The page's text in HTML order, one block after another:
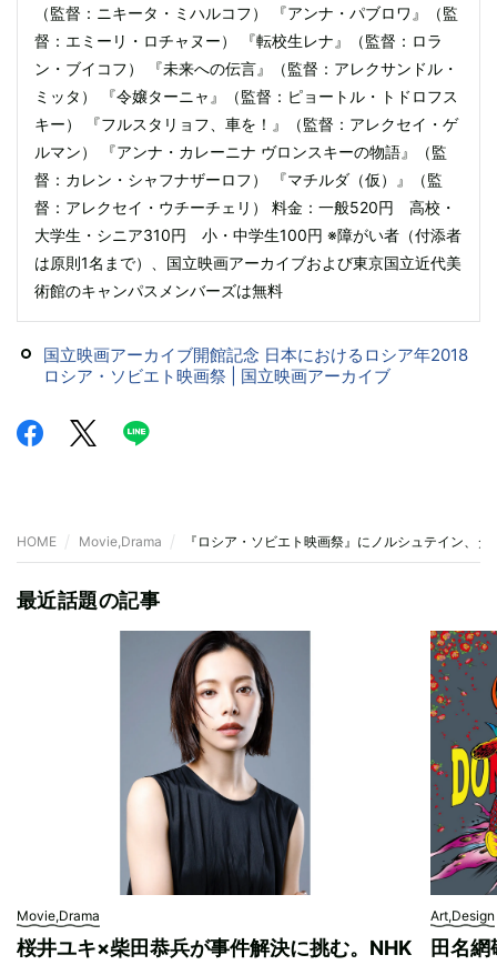
（監督：ニキータ・ミハルコフ） 『アンナ・パブロワ』（監
督：エミーリ・ロチャヌー） 『転校生レナ』（監督：ロラ
ン・ブイコフ） 『未来への伝言』（監督：アレクサンドル・
ミッタ） 『令嬢ターニャ』（監督：ピョートル・トドロフス
キー） 『フルスタリョフ、車を！』（監督：アレクセイ・ゲ
ルマン） 『アンナ・カレーニナ ヴロンスキーの物語』（監
督：カレン・シャフナザーロフ） 『マチルダ（仮）』（監
督：アレクセイ・ウチーチェリ） 料金：一般520円 高校・
大学生・シニア310円 小・中学生100円 ※障がい者（付添者
は原則1名まで）、国立映画アーカイブおよび東京国立近代美
術館のキャンパスメンバーズは無料
国立映画アーカイブ開館記念 日本におけるロシア年2018
ロシア・ソビエト映画祭 | 国立映画アーカイブ
HOME Movie,Drama 『ロシア・ソビエト映画祭』にノルシュテイン、
最近話題の記事
Movie,Drama
桜井ユキ×柴田恭兵が事件解決に挑む。NHK
Art,Design
田名